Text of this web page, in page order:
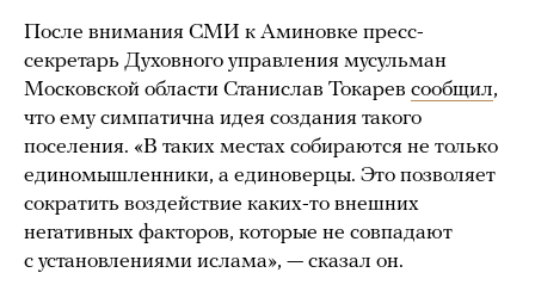
После внимания СМИ к Аминовке пресс-
секретарь Духовного управления мусульман
Московской области Станислав Токарев сообщил,
что ему симпатична идея создания такого
поселения. «В таких местах собираются не только
единомышленники, а единоверцы. Это позволяет
сократить воздействие каких-то внешних
негативных факторов, которые не совпадают
с установлениями ислама», — сказал он.